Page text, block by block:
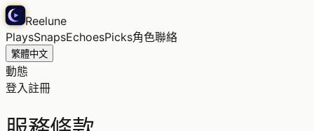
Reelune
PlaysSnapsEchoesPicks角色聯絡
繁體中文
動態
登入註冊